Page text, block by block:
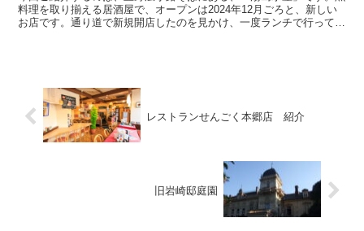
料理を取り揃える居酒屋で、オープンは2024年12月ごろと、新しい
お店です。通り道で新規開店したのを見かけ、一度ランチで行ってみ
レストランせんごく本郷店 紹介
旧岩崎邸庭園